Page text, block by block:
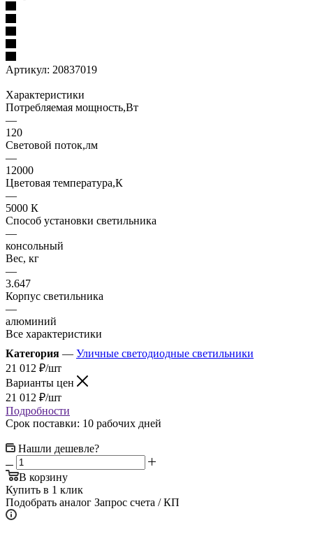
Артикул: 20837019
Характеристики
Потребляемая мощность,Вт
—
120
Световой поток,лм
—
12000
Цветовая температура,К
—
5000 К
Способ установки светильника
—
консольный
Вес, кг
—
3.647
Корпус светильника
—
алюминий
Все характеристики
Категория — Уличные светодиодные светильники
21 012 ₽/шт
Варианты цен
21 012 ₽/шт
Подробности
Срок поставки: 10 рабочих дней
Нашли дешевле?
В корзину
Купить в 1 клик
Подобрать аналог Запрос счета / КП